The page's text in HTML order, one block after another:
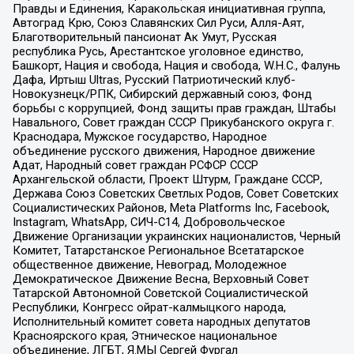
Правды и Единения, Каракольская инициативная группа,
Автоград Крю, Союз Славянских Сил Руси, Алля-Аят,
Благотворительный пансионат Ак Умут, Русская
республика Русь, Арестантское уголовное единство,
Башкорт, Нация и свобода, Нация и свобода, W.H.С., Фалунь
Дафа, Иртыш Ultras, Русский Патриотический клуб-
Новокузнецк/РПК, Сибирский державный союз, Фонд
борьбы с коррупцией, Фонд защиты прав граждан, Штабы
Навального, Совет граждан СССР Прикубанского округа г.
Краснодара, Мужское государство, Народное
объединение русского движения, Народное движение
Адат, Народный совет граждан РСФСР СССР
Архангельской области, Проект Штурм, Граждане СССР,
Держава Союз Советских Светлых Родов, Совет Советских
Социалистических Районов, Meta Platforms Inc, Facebook,
Instagram, WhatsApp, СИЧ-С14, Добровольческое
Движение Организации украинских националистов, Черный
Комитет, Татарстанское Региональное Всетатарское
общественное движение, Невоград, Молодежное
Демократическое Движение Весна, Верховный Совет
Татарской Автономной Советской Социалистической
Республики, Конгресс ойрат-калмыцкого народа,
Исполнительный комитет совета народных депутатов
Красноярского края, Этническое национальное
объединение, ЛГБТ, Я.МЫ Сергей Фургал